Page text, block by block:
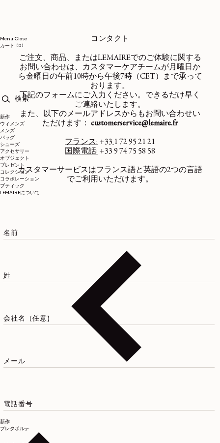
Menu Close
カート (0)
検索
新作
ウィメンズ
メンズ
バッグ
シューズ
アクセサリー
オブジェクト
プレゼント
コレクション
コラボレーション
ブティック
LEMAIREについて
新作
プレタポルテ
コンタクト
ご注文、商品、またはLEMAIREでのご体験に関する
お問い合わせは、カスタマーケアチームが月曜日か
ら金曜日の午前10時から午後7時（CET）まで承って
おります。
下記のフォームにご入力ください。できるだけ早く
ご連絡いたします。
また、以下のメールアドレスからもお問い合わせい
ただけます： customerservice@lemaire.fr
フランス: +33 1 72 95 21 21
国際電話: +33 9 74 75 58 58
カスタマーサービスはフランス語と英語の2つの言語
でご利用いただけます。
名前
姓
会社名（任意)
メール
電話番号